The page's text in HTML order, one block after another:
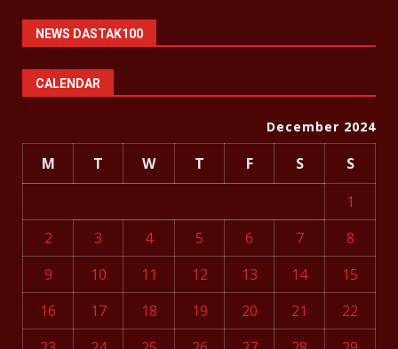
NEWS DASTAK100
CALENDAR
December 2024
M T W T F S
S
1
2
3 4 5 6 7
8
9
10 11 12 13 14
15
16
17 18 19 20 21
22